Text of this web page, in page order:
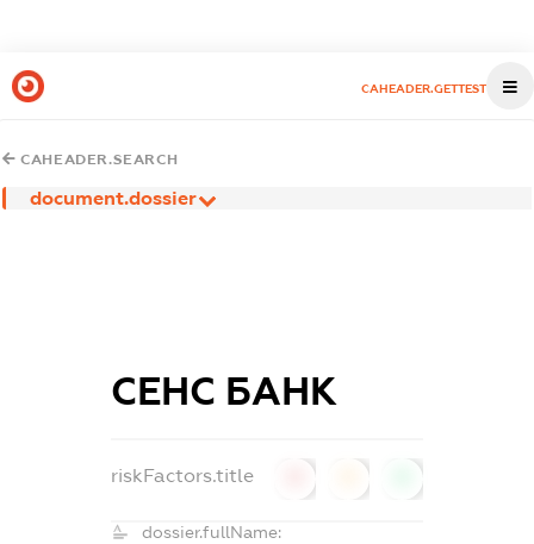
CAHEADER.GETTEST
CAHEADER.SEARCH
document.dossier
СЕНС БАНК
riskFactors.title
dossier.fullName: